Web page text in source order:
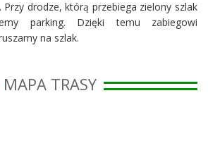
drodze, którą przebiega zielony szlak
parking. Dzięki temu zabiegowi
na szlak.
MAPA TRASY